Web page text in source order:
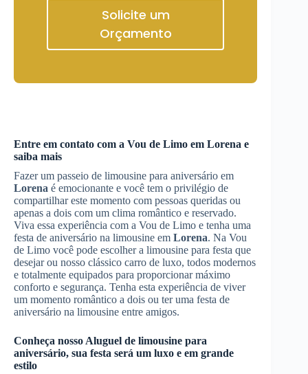
Solicite um
Orçamento
Entre em contato com a Vou de Limo em Lorena e
saiba mais
Fazer um passeio de limousine para aniversário em
Lorena é emocionante e você tem o privilégio de
compartilhar este momento com pessoas queridas ou
apenas a dois com um clima romântico e reservado.
Viva essa experiência com a Vou de Limo e tenha uma
festa de aniversário na limousine em Lorena. Na Vou
de Limo você pode escolher a limousine para festa que
desejar ou nosso clássico carro de luxo, todos modernos
e totalmente equipados para proporcionar máximo
conforto e segurança. Tenha esta experiência de viver
um momento romântico a dois ou ter uma festa de
aniversário na limousine entre amigos.
Conheça nosso Aluguel de limousine para
aniversário, sua festa será um luxo e em grande
estilo